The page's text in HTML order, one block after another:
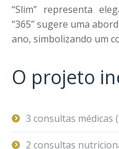
“Slim” representa
“365” sugere uma
ano, simbolizando um
O projeto
3 consultas médicas
2 consultas